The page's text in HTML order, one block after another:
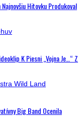
Hitovku Produkoval
K Piesni „Vojna Je…“ Z
Big Band Ocenila